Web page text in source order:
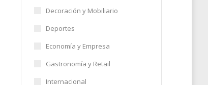
Decoración y Mobiliario
Deportes
Economía y Empresa
Gastronomía y Retail
Internacional